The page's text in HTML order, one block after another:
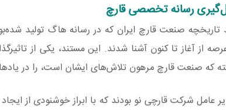
رسانه تخصصی قارچ
تاریخچه صنعت قارچ ایران که در رسانه هاگ تولید
از آغاز تا کنون آشنا شدند. این مستند، یکی از
که صنعت قارچ مرهون تلاش‌های ایشان است، را در
عامل شرکت قارچی نو بودند که با ابراز خوشنودی از